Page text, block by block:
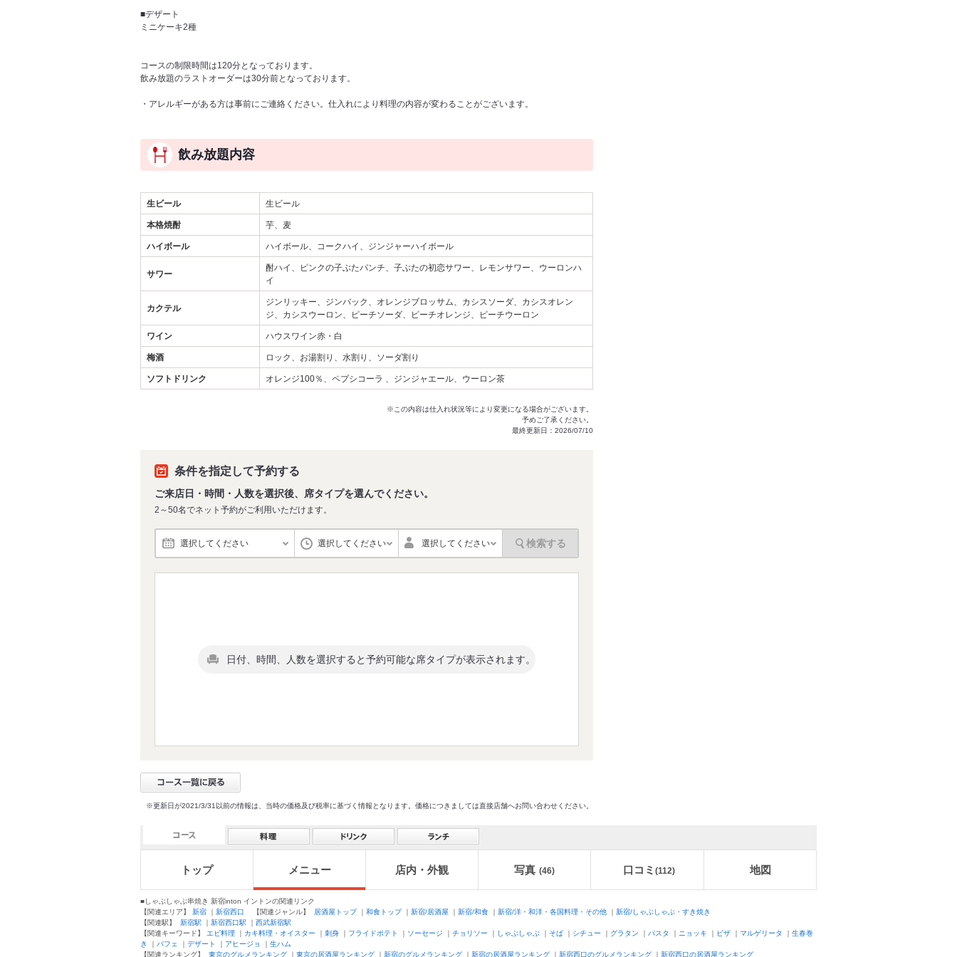
■デザート
ミニケーキ2種
コースの制限時間は120分となっております。
飲み放題のラストオーダーは30分前となっております。
・アレルギーがある方は事前にご連絡ください。仕入れにより料理の内容が変わることがございます。
飲み放題内容
生ビール 生ビール
本格焼酎 芋、麦
ハイボール ハイボール、コークハイ、ジンジャーハイボール
サワー
酎ハイ、ピンクの子ぶたパンチ、子ぶたの初恋サワー、レモンサワー、ウーロンハ
イ
カクテル
ジンリッキー、ジンバック、オレンジブロッサム、カシスソーダ、カシスオレン
ジ、カシスウーロン、ピーチソーダ、ピーチオレンジ、ピーチウーロン
ワイン ハウスワイン赤・白
梅酒 ロック、お湯割り、水割り、ソーダ割り
ソフトドリンク オレンジ100％、ペプシコーラ 、ジンジャエール、ウーロン茶
※この内容は仕入れ状況等により変更になる場合がございます。
予めご了承ください。
最終更新日：2026/07/10
条件を指定して予約する
ご来店日・時間・人数を選択後、席タイプを選んでください。
2～50名でネット予約がご利用いただけます。
選択してください 選択してください 選択してください 検索する
日付、時間、人数を選択すると予約可能な席タイプが表示されます。
※更新日が2021/3/31以前の情報は、当時の価格及び税率に基づく情報となります。価格につきましては直接店舗へお問い合わせください。
トップ メニュー 店内・外観 写真 (46) 口コミ (112) 地図
■しゃぶしゃぶ串焼き 新宿inton イントンの関連リンク
【関連エリア】 新宿 ｜ 新宿西口 【関連ジャンル】 居酒屋トップ｜ 和食トップ｜ 新宿/居酒屋 ｜ 新宿/和食 ｜ 新宿/洋・和洋・各国料理・その他 ｜ 新宿/しゃぶしゃぶ・すき焼き
【関連駅】 新宿駅 ｜ 新宿西口駅 ｜ 西武新宿駅
【関連キーワード】 エビ料理 ｜ カキ料理・オイスター ｜ 刺身 ｜ フライドポテト ｜ ソーセージ ｜ チョリソー ｜ しゃぶしゃぶ ｜ そば ｜ シチュー ｜ グラタン ｜ パスタ ｜ ニョッキ ｜ ピザ ｜ マルゲリータ ｜ 生春巻
き
｜ パフェ ｜ デザート ｜ アヒージョ ｜ 生ハム
【関連ランキング】 東京のグルメランキング ｜ 東京の居酒屋ランキング ｜ 新宿のグルメランキング ｜ 新宿の居酒屋ランキング ｜ 新宿西口のグルメランキング ｜ 新宿西口の居酒屋ランキング